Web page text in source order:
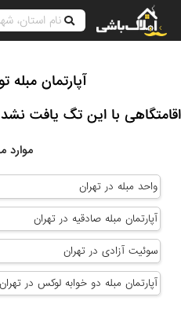
آپارتمان مبله
اقامتگاهی با این تگ یافت
موارد
واحد مبله در تهران
آپارتمان مبله صادقیه در تهران
سوئیت آزادی در تهران
آپارتمان مبله دو خوابه لوکس در تهران